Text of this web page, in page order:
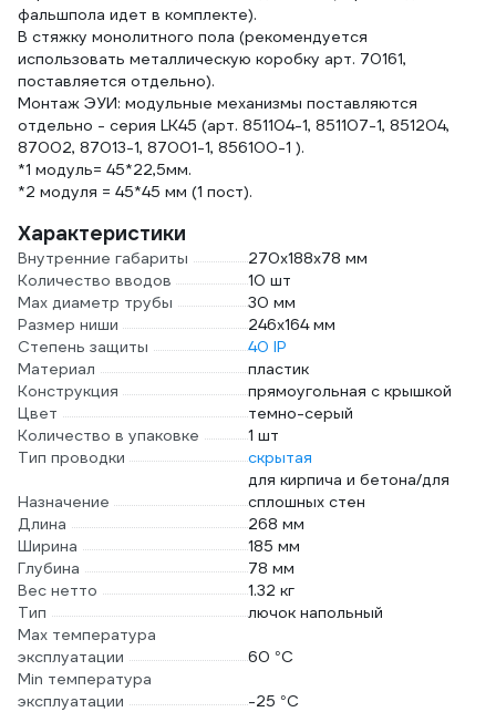
фальшпола идет в комплекте).
В стяжку монолитного пола (рекомендуется
использовать металлическую коробку арт. 70161,
поставляется отдельно).
Монтаж ЭУИ: модульные механизмы поставляются
отдельно - серия LK45 (арт. 851104-1, 851107-1, 851204,
87002, 87013-1, 87001-1, 856100-1 ).
*1 модуль= 45*22,5мм.
*2 модуля = 45*45 мм (1 пост).
Характеристики
Внутренние габариты
270х188х78 мм
Количество вводов
10 шт
Max диаметр трубы
30 мм
Размер ниши
246х164 мм
Степень защиты
40 IP
Материал
пластик
Конструкция
прямоугольная с крышкой
Цвет
темно-серый
Количество в упаковке
1 шт
Тип проводки
скрытая
Назначение
для кирпича и бетона/для
сплошных стен
Длина
268 мм
Ширина
185 мм
Глубина
78 мм
Вес нетто
1.32 кг
Тип
лючок напольный
Max температура
эксплуатации
60 °С
Min температура
эксплуатации
-25 °С